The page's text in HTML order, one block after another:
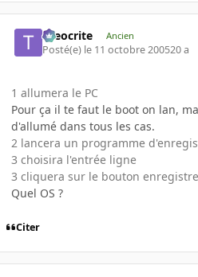
theocrite Ancien
Posté(e) le 11 octobre 200520 a
1 allumera le PC
Pour ça il te faut le boot on lan,
d'allumé dans tous les cas.
2 lancera un programme
3 choisira l'entrée ligne
3 cliquera sur le bouton
Quel OS ?
Citer